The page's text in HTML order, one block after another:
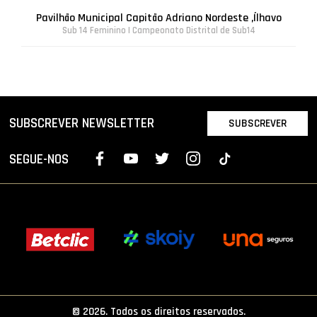
Pavilhão Municipal Capitão Adriano Nordeste ,Ílhavo
Sub 14 Feminino | Campeonato Distrital de Sub14
SUBSCREVER NEWSLETTER SUBSCREVER
SEGUE-NOS
© 2026. Todos os direitos reservados.